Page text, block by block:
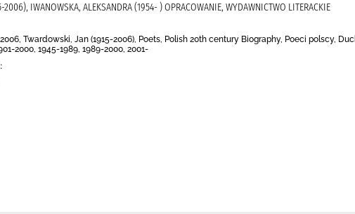
2006), IWANOWSKA, ALEKSANDRA (1954- ) OPRACOWANIE, WYDAWNICTWO LITERACKIE
Twardowski, Jan (1915-2006), Poets, Polish 20th century Biography, Poeci polscy,
2000, 1945-1989, 1989-2000, 2001-